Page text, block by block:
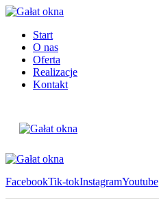
Start
O nas
Oferta
Realizacje
Kontakt
FacebookTik-tokInstagramYoutube